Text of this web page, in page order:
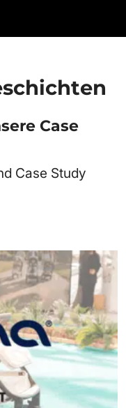
Case
Case Study